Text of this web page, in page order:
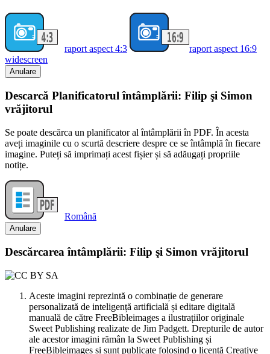
raport aspect 4:3
raport aspect 16:9
widescreen
Anulare
Descarcă Planificatorul întâmplării: Filip şi Simon
vrăjitorul
Se poate descărca un planificator al întâmplării în PDF. În acesta
aveți imaginile cu o scurtă descriere despre ce se întâmplă în fiecare
imagine. Puteți să imprimați acest fișier și să adăugați propriile
notițe.
Română
Anulare
Descărcarea întâmplării: Filip şi Simon vrăjitorul
Aceste imagini reprezintă o combinație de generare
personalizată de inteligență artificială și editare digitală
manuală de către FreeBibleimages a ilustrațiilor originale
Sweet Publishing realizate de Jim Padgett. Drepturile de autor
ale acestor imagini rămân la Sweet Publishing și
FreeBibleimages și sunt publicate folosind o licență Creative